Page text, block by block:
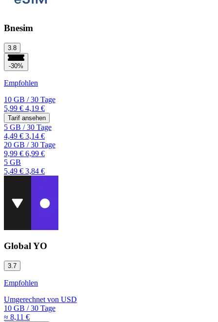
Bnesim
3.8
-30%
Empfohlen
10 GB /30 Tage
5,99 € 4,19 €
Tarif ansehen
5 GB /30 Tage
4,49 € 3,14 €
20 GB /30 Tage
9,99 € 6,99 €
5 GB
5,49 € 3,84 €
Global YO
3.7
Empfohlen
Umgerechnet von USD
10 GB /30 Tage
≈ 8,11 €